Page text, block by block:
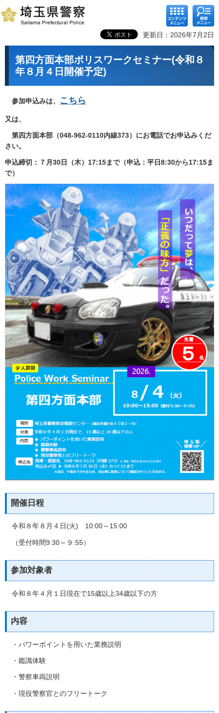
コンテ
ンツメ
ニュー
検索メ
ニュー
更新日：2026年7月2日
第四方面本部ポリスワークセミナー(令和８
年８月４日開催予定)
参加申込みは、 こちら
又は、
第四方面本部（048-962-0110内線373）にお電話でお申込みくだ
さい。
申込締切：７月30日（木）17:15まで（申込：平日8:30から17:15ま
で）
開催日程
令和８年８月４日(火) 10:00～15:00
（受付時間9:30～９:55）
参加対象者
令和８年４月１日現在で15歳以上34歳以下の方
内容
・パワーポイントを用いた業務説明
・鑑識体験
・警察車両説明
・現役警察官とのフリートーク